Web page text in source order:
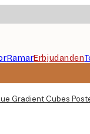
RamarErbjudanden
Gradient Cubes